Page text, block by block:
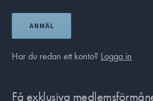
ANMÄL
Har du redan ett konto? Logga in
Få exklusiva